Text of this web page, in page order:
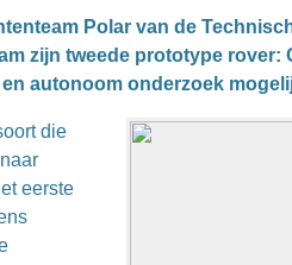
Polar van de
zijn tweede prototype rover:
autonoom onderzoek
die
eerste